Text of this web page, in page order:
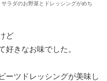
ラダのお野菜とドレッシングがめち
ど
好きなお味でした。
ーツドレッシングが美味し